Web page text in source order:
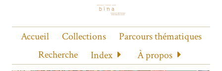
Accueil Collections
Parcours thématiques
Recherche
Index À propos